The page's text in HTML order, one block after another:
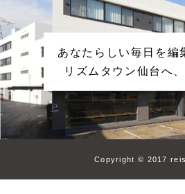
あなたらしい毎日を編
リズムタウン仙台へ
Copyright © 2017